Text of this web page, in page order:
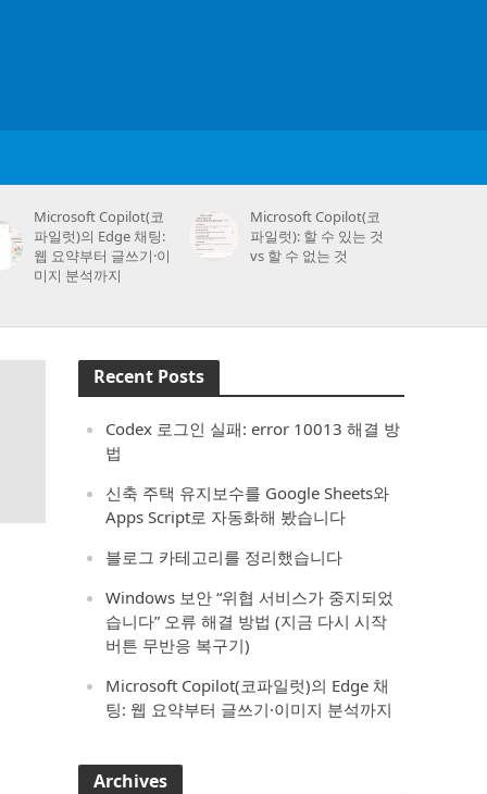
Microsoft Copilot(코
파일럿)의 Edge 채팅:
웹 요약부터 글쓰기·이
미지 분석까지
Microsoft Copilot(코
파일럿): 할 수 있는 것
vs 할 수 없는 것
Recent Posts
Codex 로그인 실패: error 10013 해결 방
법
신축 주택 유지보수를 Google Sheets와
Apps Script로 자동화해 봤습니다
블로그 카테고리를 정리했습니다
Windows 보안 “위협 서비스가 중지되었
습니다” 오류 해결 방법 (지금 다시 시작
버튼 무반응 복구기)
Microsoft Copilot(코파일럿)의 Edge 채
팅: 웹 요약부터 글쓰기·이미지 분석까지
Archives